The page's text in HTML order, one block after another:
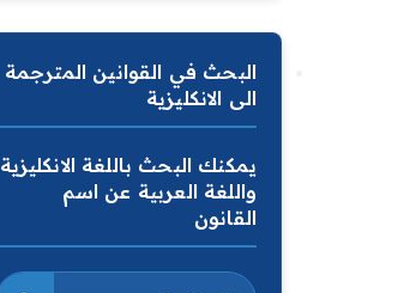
البحث في القوانين المترجمة
الى الانكليزية
يمكنك البحث باللغة الانكليزية
واللغة العربية عن اسم
القانون